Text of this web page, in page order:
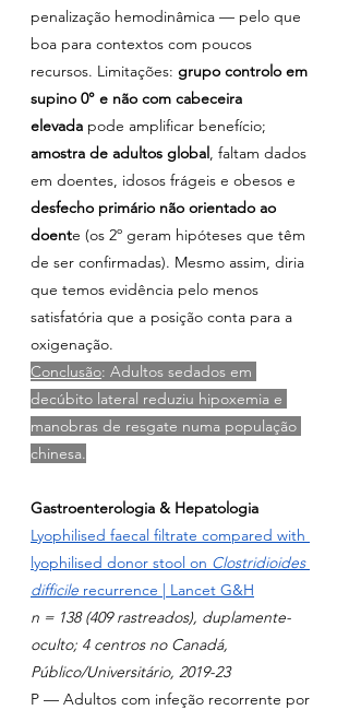
penalização hemodinâmica — pelo que
boa para contextos com poucos
recursos. Limitações: grupo controlo em
supino 0° e não com cabeceira
elevada pode amplificar benefício;
amostra de adultos global, faltam dados
em doentes, idosos frágeis e obesos e
desfecho primário não orientado ao
doente (os 2º geram hipóteses que têm
de ser confirmadas). Mesmo assim, diria
que temos evidência pelo menos
satisfatória que a posição conta para a
oxigenação.
Conclusão: Adultos sedados em
decúbito lateral reduziu hipoxemia e
manobras de resgate numa população
chinesa.
Gastroenterologia & Hepatologia
Lyophilised faecal filtrate compared with
lyophilised donor stool on Clostridioides
difficile recurrence | Lancet G&H
n = 138 (409 rastreados), duplamente-
oculto; 4 centros no Canadá,
Público/Universitário, 2019-23
P — Adultos com infeção recorrente por